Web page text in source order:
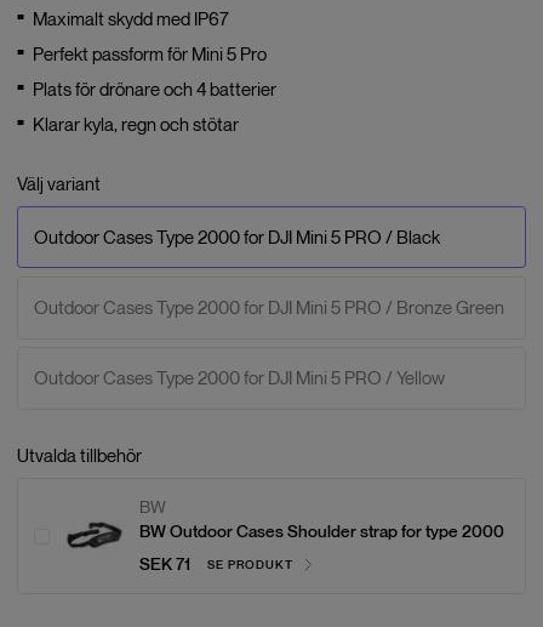
Maximalt skydd med IP67
Perfekt passform för Mini 5 Pro
Plats för drönare och 4 batterier
Klarar kyla, regn och stötar
Välj variant
Outdoor Cases Type 2000 for DJI Mini 5 PRO / Black
Outdoor Cases Type 2000 for DJI Mini 5 PRO / Bronze Green
Outdoor Cases Type 2000 for DJI Mini 5 PRO / Yellow
Utvalda tillbehör
BW
BW Outdoor Cases Shoulder strap for type 2000
SEK 71
SE PRODUKT